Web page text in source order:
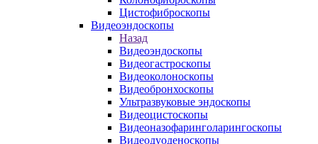
Цистофиброскопы
Видеоэндоскопы
Назад
Видеоэндоскопы
Видеогастроскопы
Видеоколоноскопы
Видеобронхоскопы
Ультразвуковые эндоскопы
Видеоцистоскопы
Видеоназофаринголарингоскопы
Видеодуоденоскопы